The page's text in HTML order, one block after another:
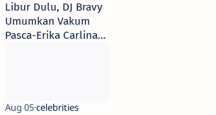
Libur Dulu, DJ Bravy
Umumkan Vakum
Pasca-Erika Carlina